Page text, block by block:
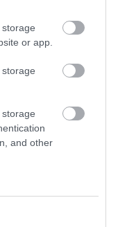
or app.
and other